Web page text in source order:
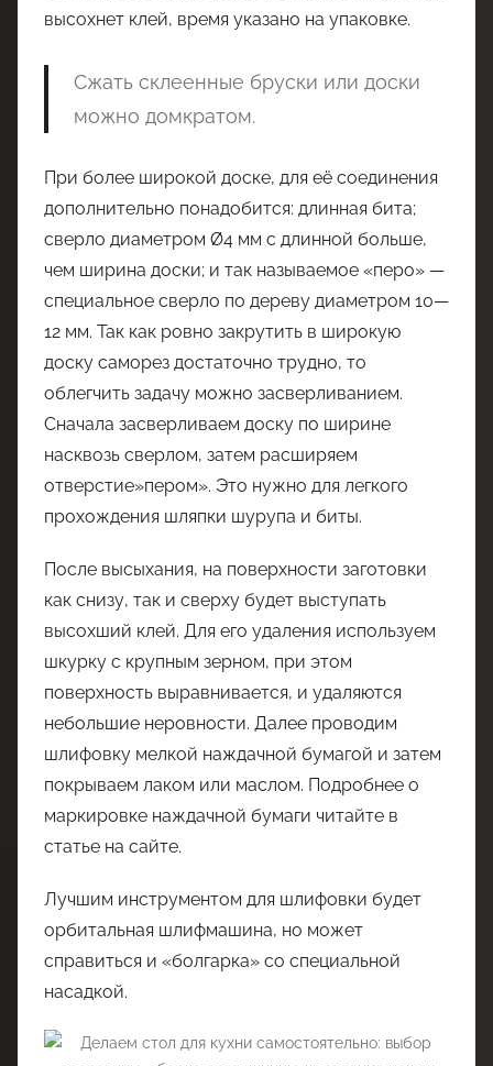
высохнет клей, время указано на упаковке.
Сжать склеенные бруски или доски
можно домкратом.
При более широкой доске, для её соединения
дополнительно понадобится: длинная бита;
сверло диаметром Ø4 мм с длинной больше,
чем ширина доски; и так называемое «перо» —
специальное сверло по дереву диаметром 10—
12 мм. Так как ровно закрутить в широкую
доску саморез достаточно трудно, то
облегчить задачу можно засверливанием.
Сначала засверливаем доску по ширине
насквозь сверлом, затем расширяем
отверстие»пером». Это нужно для легкого
прохождения шляпки шурупа и биты.
После высыхания, на поверхности заготовки
как снизу, так и сверху будет выступать
высохший клей. Для его удаления используем
шкурку с крупным зерном, при этом
поверхность выравнивается, и удаляются
небольшие неровности. Далее проводим
шлифовку мелкой наждачной бумагой и затем
покрываем лаком или маслом. Подробнее о
маркировке наждачной бумаги читайте в
статье на сайте.
Лучшим инструментом для шлифовки будет
орбитальная шлифмашина, но может
справиться и «болгарка» со специальной
насадкой.